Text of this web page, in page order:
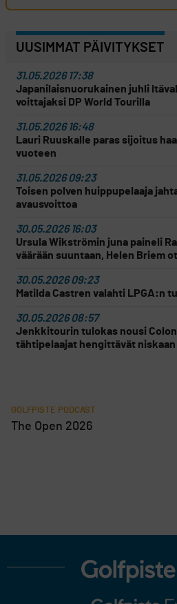
UUSIMMAT PÄIVITYKSET
31.05.2026 17:38
Japanilaisnuorukainen juhli
voittajaksi DP World Tourilla
31.05.2026 16:48
Lauri Ruuskalle paras sijoitus
vuoteen
31.05.2026 09:23
Toisen polven huippupelaaja
avausvoittoa
30.05.2026 16:03
Ursula Wikströmin juna paineli
väärään suuntaan, Helen Briem
30.05.2026 09:23
Matilda Castren valahti LPGA:n
30.05.2026 08:57
Jenkkitourin tulokas nousi
tähtipelaajat hengittävät niskaan
GOLFPISTE PODCAST
The Open 2026